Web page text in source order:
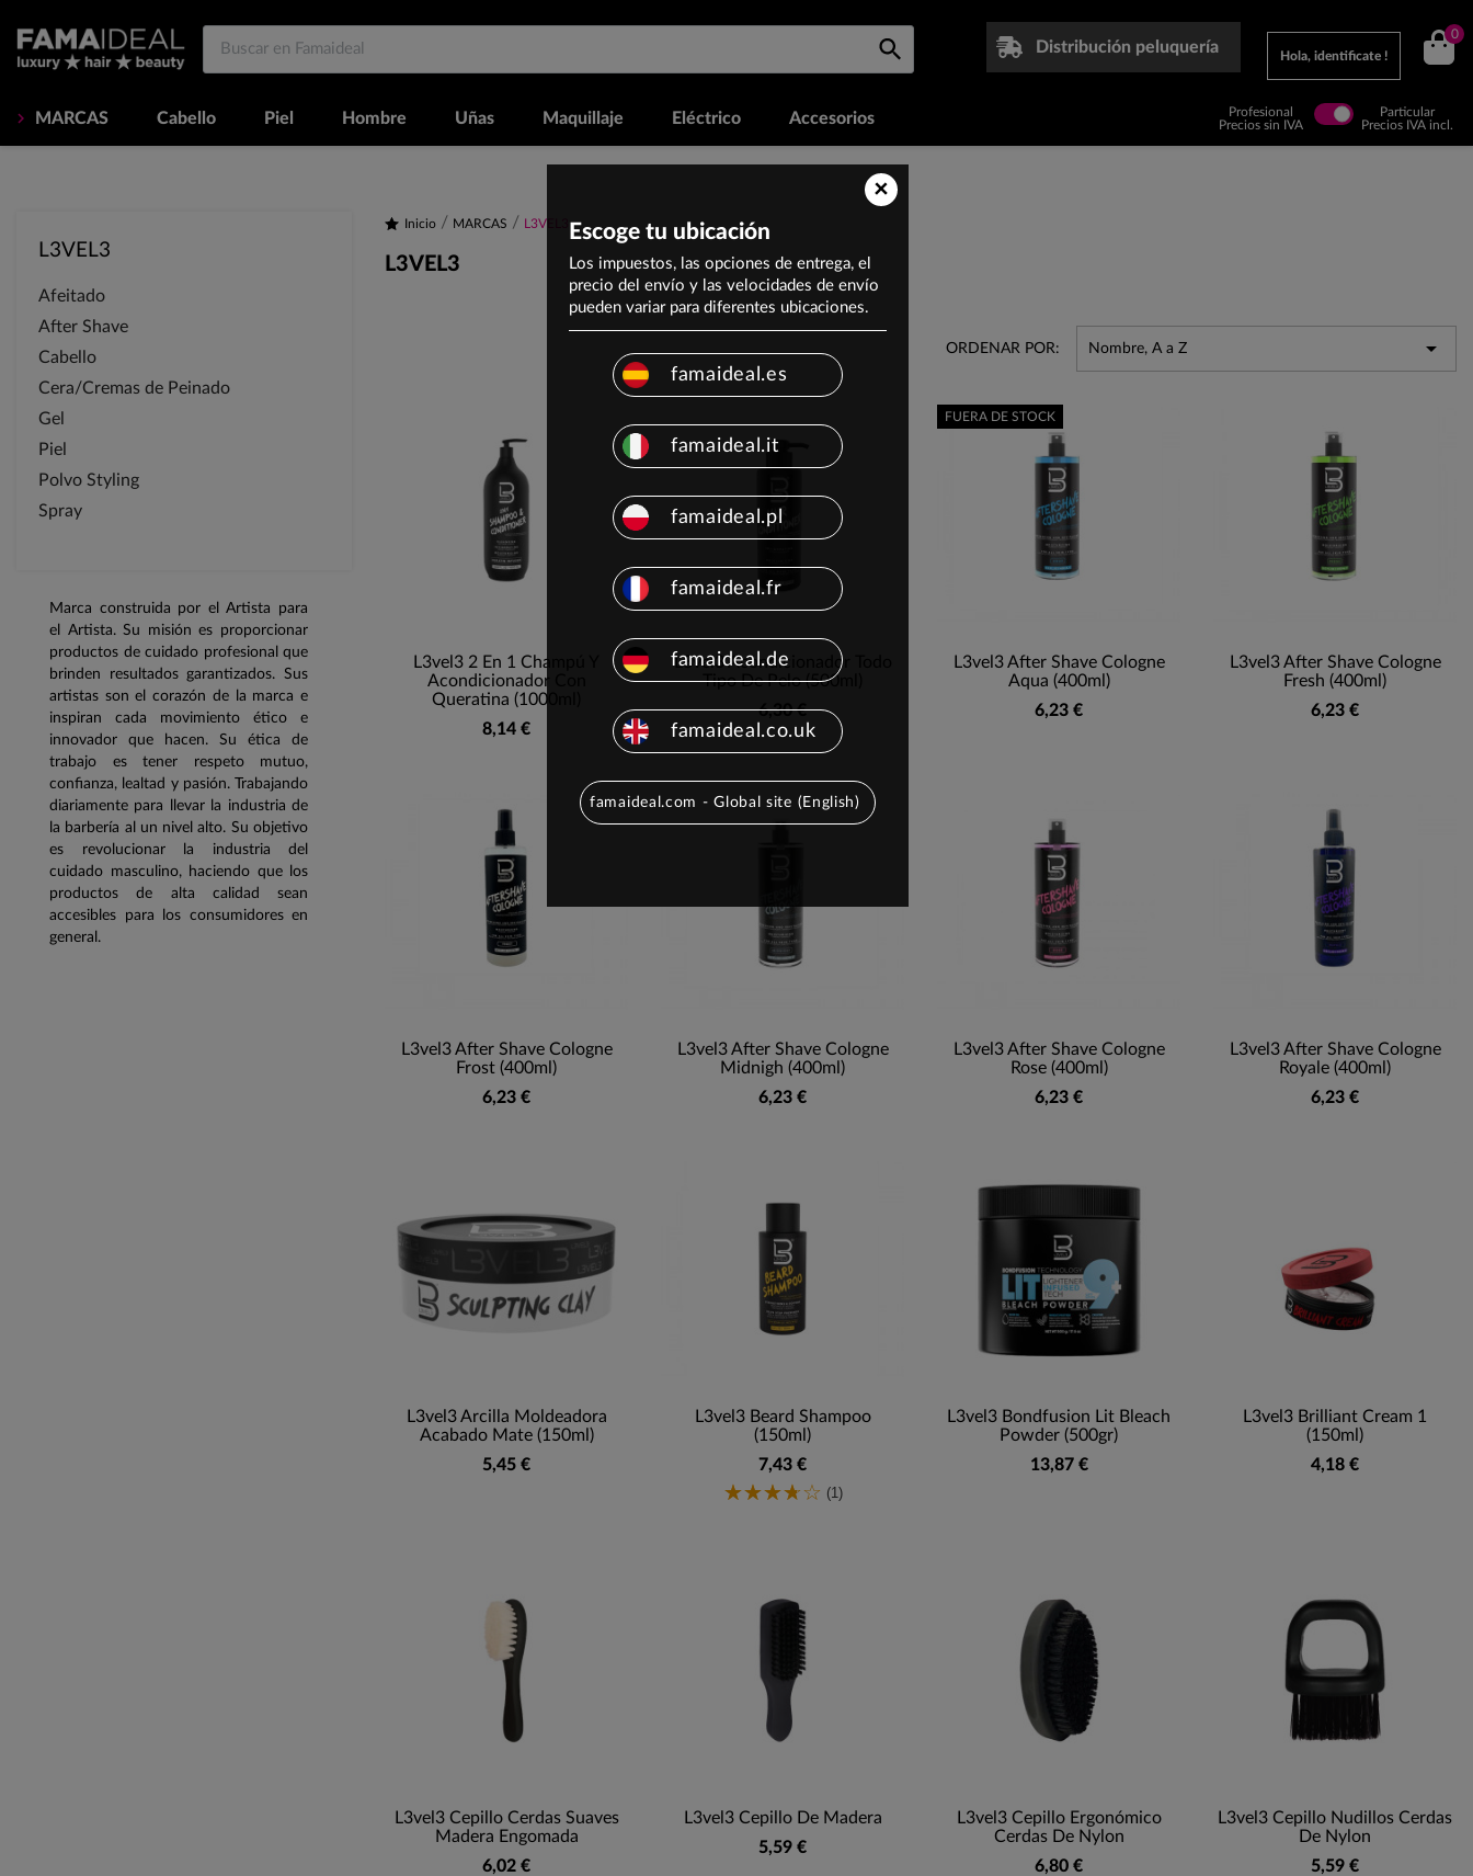
Distribución peluquería
Hola, identificate !
0
MARCAS Cabello Piel Hombre Uñas Maquillaje Eléctrico Accesorios
Profesional
Precios sin IVA
Particular
Precios IVA incl.
L3VEL3
Afeitado
After Shave
Cabello
Cera/Cremas de Peinado
Gel
Piel
Polvo Styling
Spray
Marca construida por el Artista para
el Artista. Su misión es proporcionar
productos de cuidado profesional que
brinden resultados garantizados. Sus
artistas son el corazón de la marca e
inspiran cada movimiento ético e
innovador que hacen. Su ética de
trabajo es tener respeto mutuo,
confianza, lealtad y pasión. Trabajando
diariamente para llevar la industria de
la barbería al un nivel alto. Su objetivo
es revolucionar la industria del
cuidado masculino, haciendo que los
productos de alta calidad sean
accesibles para los consumidores en
general.
Inicio MARCAS L3VEL3
L3VEL3
ORDENAR POR: Nombre, A a Z 
L3vel3 2 En 1 Champú Y
Acondicionador Con
Queratina (1000ml)
8,14 €
L3vel3 Acondicionador Todo
Tipo De Pelo (500ml)
6,30 €
L3vel3 After Shave Cologne
Aqua (400ml)
6,23 €
FUERA DE STOCK
L3vel3 After Shave Cologne
Fresh (400ml)
6,23 €
L3vel3 After Shave Cologne
Frost (400ml)
6,23 €
L3vel3 After Shave Cologne
Midnigh (400ml)
6,23 €
L3vel3 After Shave Cologne
Rose (400ml)
6,23 €
L3vel3 After Shave Cologne
Royale (400ml)
6,23 €
L3vel3 Arcilla Moldeadora
Acabado Mate (150ml)
5,45 €
L3vel3 Beard Shampoo
(150ml)
7,43 €
(1)
L3vel3 Bondfusion Lit Bleach
Powder (500gr)
13,87 €
L3vel3 Brilliant Cream 1
(150ml)
4,18 €
L3vel3 Cepillo Cerdas Suaves
Madera Engomada
6,02 €
L3vel3 Cepillo De Madera
5,59 €
L3vel3 Cepillo Ergonómico
Cerdas De Nylon
6,80 €
L3vel3 Cepillo Nudillos Cerdas
De Nylon
5,59 €
×
Escoge tu ubicación
Los impuestos, las opciones de entrega, el
precio del envío y las velocidades de envío
pueden variar para diferentes ubicaciones.
famaideal.es
famaideal.it
famaideal.pl
famaideal.fr
famaideal.de
famaideal.co.uk
famaideal.com - Global site (English)